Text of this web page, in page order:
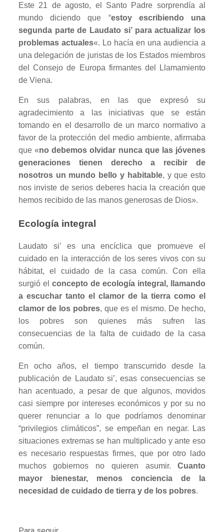
Este 21 de agosto, el Santo Padre sorprendía al
mundo diciendo que “estoy escribiendo una
segunda parte de Laudato si’ para actualizar los
problemas actuales«. Lo hacía en una audiencia a
una delegación de juristas de los Estados miembros
del Consejo de Europa firmantes del Llamamiento
de Viena.
En sus palabras, en las que expresó su
agradecimiento a las iniciativas que se están
tomando en el desarrollo de un marco normativo a
favor de la protección del medio ambiente, afirmaba
que «no debemos olvidar nunca que las jóvenes
generaciones tienen derecho a recibir de
nosotros un mundo bello y habitable, y que esto
nos inviste de serios deberes hacia la creación que
hemos recibido de las manos generosas de Dios».
Ecología integral
Laudato si’ es una encíclica que promueve el
cuidado en la interacción de los seres vivos con su
hábitat, el cuidado de la casa común. Con ella
surgió el concepto de ecología integral, llamando
a escuchar tanto el clamor de la tierra como el
clamor de los pobres, que es el mismo. De hecho,
los pobres son quienes más sufren las
consecuencias de la falta de cuidado de la casa
común.
En ocho años, el tiempo transcurrido desde la
publicación de Laudato si’, esas consecuencias se
han acentuado, a pesar de que algunos, movidos
casi siempre por intereses económicos y por su no
querer renunciar a lo que podríamos denominar
“privilegios climáticos”, se empeñan en negar. Las
situaciones extremas se han multiplicado y ante eso
es necesario respuestas firmes, que por otro lado
muchos gobiernos no quieren asumir.Cuanto
mayor bienestar, menos conciencia de la
necesidad de cuidado de tierra y de los pobres.